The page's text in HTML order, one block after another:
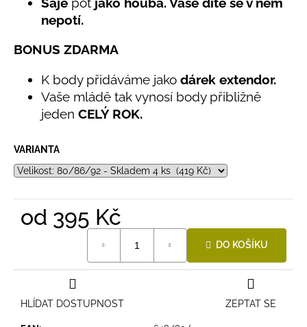
nepotí.
BONUS ZDARMA
K body přidáváme jako dárek extendor.
Vaše mládě tak vynosí body přibližně
jeden CELÝ ROK.
VARIANTA
od 395 Kč
DO KOŠÍKU
ZEPTAT SE
HLÍDAT DOSTUPNOST
LETNÍ
KLOBOUČEK
OUŠKY
BÍLÝ